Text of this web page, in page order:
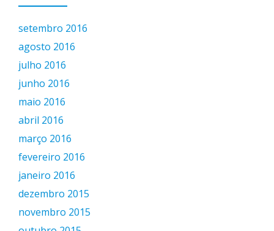
setembro 2016
agosto 2016
julho 2016
junho 2016
maio 2016
abril 2016
março 2016
fevereiro 2016
janeiro 2016
dezembro 2015
novembro 2015